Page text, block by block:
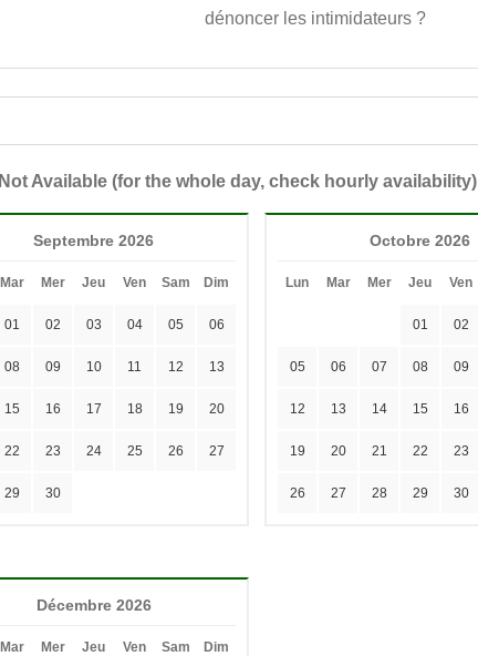
dénoncer les intimidateurs ?
Not Available (for the whole day, check hourly availability)
Septembre 2026
Mar Mer Jeu Ven Sam Dim
01 02 03 04 05 06
08 09 10 11 12 13
15 16 17 18 19 20
22 23 24 25 26 27
29 30
Octobre 2026
Lun Mar Mer Jeu Ven
01 02
05 06 07 08 09
12 13 14 15 16
19 20 21 22 23
26 27 28 29 30
Décembre 2026
Mar Mer Jeu Ven Sam Dim